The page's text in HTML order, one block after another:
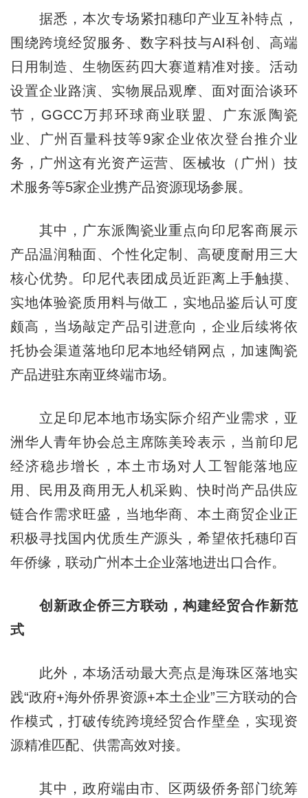
据悉，本次专场紧扣穗印产业互补特点，
围绕跨境经贸服务、数字科技与AI科创、高端
日用制造、生物医药四大赛道精准对接。活动
设置企业路演、实物展品观摩、面对面洽谈环
节，GGCC万邦环球商业联盟、广东派陶瓷
业、广州百量科技等9家企业依次登台推介业
务，广州这有光资产运营、医械妆（广州）技
术服务等5家企业携产品资源现场参展。
其中，广东派陶瓷业重点向印尼客商展示
产品温润釉面、个性化定制、高硬度耐用三大
核心优势。印尼代表团成员近距离上手触摸、
实地体验瓷质用料与做工，实地品鉴后认可度
颇高，当场敲定产品引进意向，企业后续将依
托协会渠道落地印尼本地经销网点，加速陶瓷
产品进驻东南亚终端市场。
立足印尼本地市场实际介绍产业需求，亚
洲华人青年协会总主席陈美玲表示，当前印尼
经济稳步增长，本土市场对人工智能落地应
用、民用及商用无人机采购、快时尚产品供应
链合作需求旺盛，当地华商、本土商贸企业正
积极寻找国内优质生产源头，希望依托穗印百
年侨缘，联动广州本土企业落地进出口合作。
创新政企侨三方联动，构建经贸合作新范
式
此外，本场活动最大亮点是海珠区落地实
践“政府+海外侨界资源+本土企业”三方联动的合
作模式，打破传统跨境经贸合作壁垒，实现资
源精准匹配、供需高效对接。
其中，政府端由市、区两级侨务部门统筹